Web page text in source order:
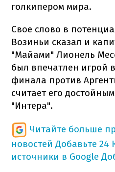
голкипером мира.
Свое слово в
Возиньи сказал и
"Майами" Лионель
был впечатлен игрой
финала против
считает его
"Интера".
Читайте больше
новостей Добавьте 24
источники в Google